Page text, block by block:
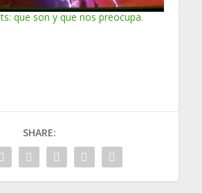
que son y que nos preocupa.
SHARE: